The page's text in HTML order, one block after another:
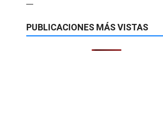
—
PUBLICACIONES MÁS VISTAS